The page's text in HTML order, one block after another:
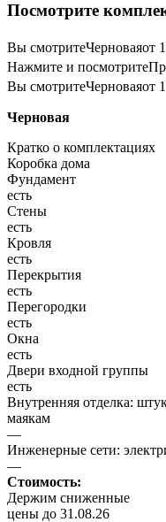
Посмотрите
Вы смотритеЧерноваяот
Нажмите и посмотрите
Вы смотритеЧерноваяот
Черновая
Кратко о комплектациях
Коробка дома
Фундамент
есть
Стены
есть
Кровля
есть
Перекрытия
есть
Перегородки
есть
Окна
есть
Двери входной группы
есть
Внутренняя отделка:
маякам
—
Инженерные сети:
—
Стоимость:
Держим сниженные
цены до 31.08.26